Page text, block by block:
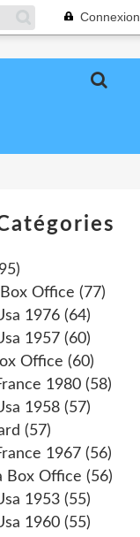
Connexion
Office (77)
1976 (64)
1957 (60)
Office (60)
1980 (58)
1958 (57)
(57)
1967 (56)
Box Office (56)
1953 (55)
1960 (55)